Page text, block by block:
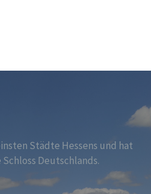
Städte Hessens und hat
Deutschlands.